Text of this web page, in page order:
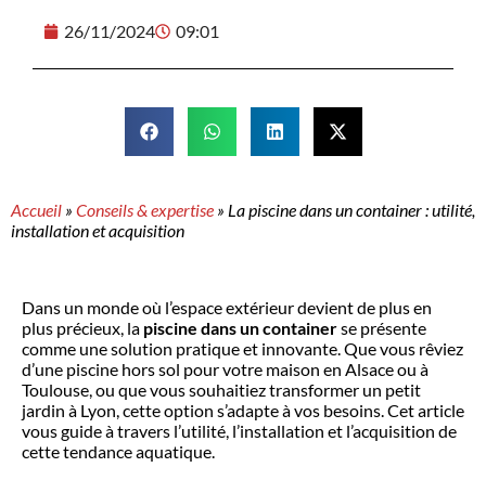
26/11/2024 09:01
Accueil » Conseils & expertise » La piscine dans un container : utilité,
installation et acquisition
Dans un monde où l’espace extérieur devient de plus en
plus précieux, la piscine dans un containerse présente
comme une solution pratique et innovante. Que vous rêviez
d’une piscine hors sol pour votre maison en Alsace ou à
Toulouse, ou que vous souhaitiez transformer un petit
jardin à Lyon, cette option s’adapte à vos besoins. Cet article
vous guide à travers l’utilité, l’installation et l’acquisition de
cette tendance aquatique.